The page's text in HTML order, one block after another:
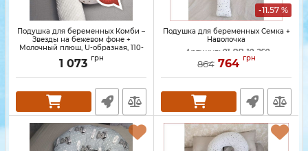
Подушка для беременных Комби –
Звезды на бежевом фоне +
Молочный плюш, U-образная, 110-
170 см
1 073 грн
-11.57 %
Подушка для беременных Семка +
Наволочка
Артикул: 01-PB-10-250
864 764 грн